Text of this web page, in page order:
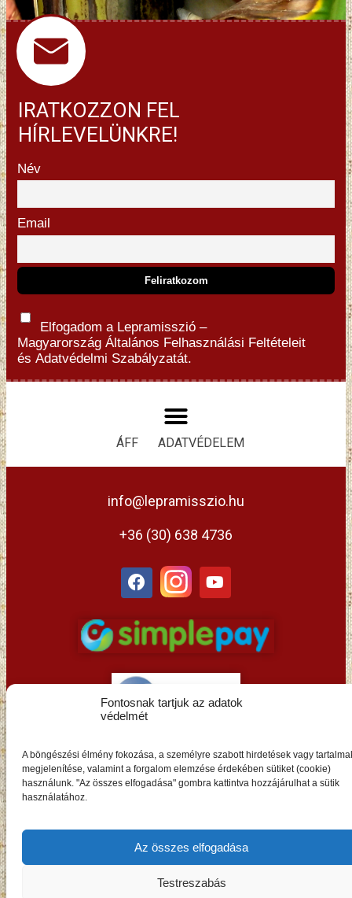
Fontosnak tartjuk az adatok
védelmét
A böngészési élmény fokozása, a személyre szabott hirdetések vagy
megjelenítése, valamint a forgalom elemzése érdekében sütiket (cookie)
használunk. "Az összes elfogadása" gombra kattintva hozzájárulhat a sütik
használatához.
Az összes elfogadása
Testreszabás
IRATKOZZON FEL
HÍRLEVELÜNKRE!
Név
Email
Elfogadom a Lepramisszió –
Magyarország Általános Felhasználási Feltételeit
és Adatvédelmi Szabályzatát.
ÁFF ADATVÉDELEM
info@lepramisszio.hu
+36 (30) 638 4736